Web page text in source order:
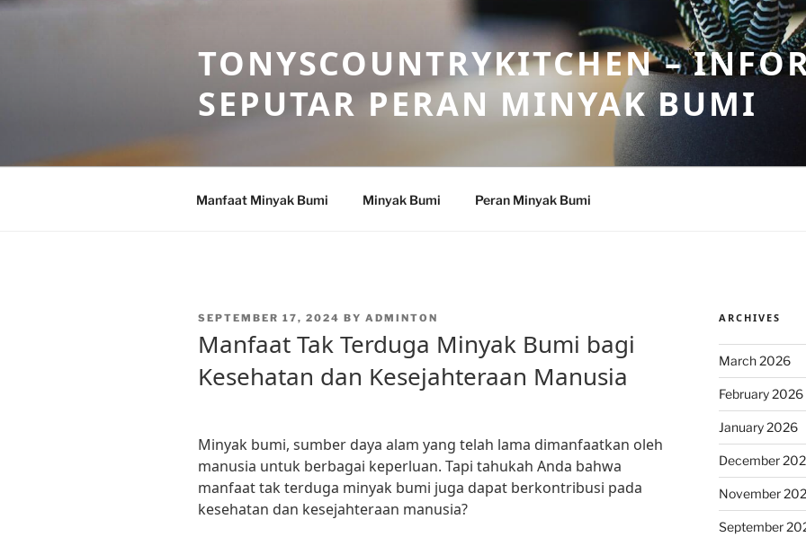
Skip
TONYSCOUNTRYKITCHEN –
SEPUTAR PERAN MINYAK BUMI
Manfaat Minyak Bumi Minyak Bumi Peran Minyak Bumi
POSTED
SEPTEMBER 17, 2024 BY ADMINTON
Manfaat Tak Terduga Minyak Bumi bagi
Kesehatan dan Kesejahteraan Manusia
Minyak bumi, sumber daya alam yang telah lama dimanfaatkan oleh
manusia untuk berbagai keperluan. Tapi tahukah Anda bahwa
manfaat tak terduga minyak bumi juga dapat berkontribusi pada
kesehatan dan kesejahteraan manusia?
ARCHIVES
March 2026
February 2026
January 2026
December
November
September